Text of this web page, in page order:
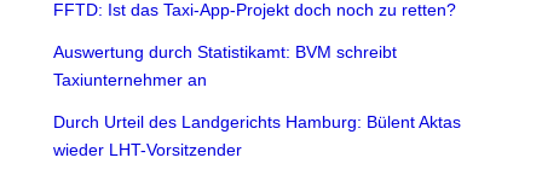
FFTD: Ist das Taxi-App-Projekt doch noch zu retten?
Auswertung durch Statistikamt: BVM schreibt
Taxiunternehmer an
Durch Urteil des Landgerichts Hamburg: Bülent Aktas
wieder LHT-Vorsitzender